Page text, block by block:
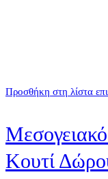
Προσθήκη στη λίστα
Κουτί